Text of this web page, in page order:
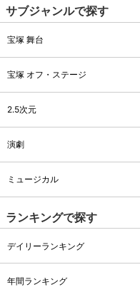
会員設定
決済方法変更
サブジャンルで探す
宝塚 舞台
宝塚 オフ・ステージ
2.5次元
演劇
ミュージカル
ランキングで探す
デイリーランキング
年間ランキング